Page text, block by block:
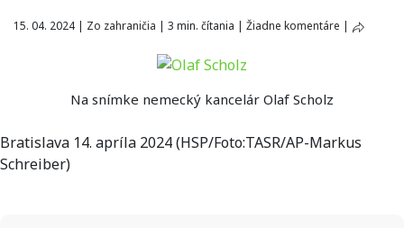
15. 04. 2024 | Zo zahraničia | 3 min. čítania | Žiadne komentáre |
Na snímke nemecký kancelár Olaf Scholz
Bratislava 14. apríla 2024 (HSP/Foto:TASR/AP-Markus
Schreiber)